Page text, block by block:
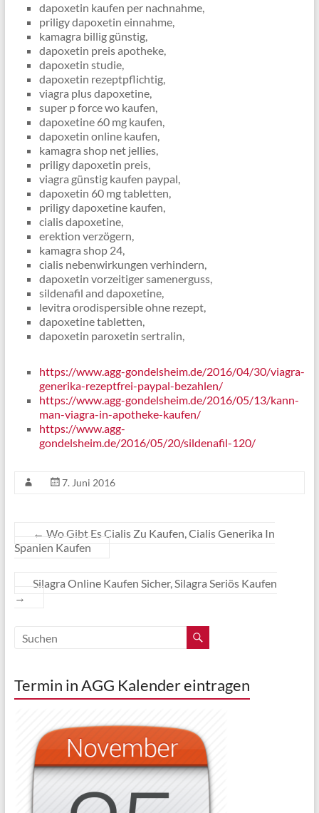
dapoxetin kaufen per nachnahme,
priligy dapoxetin einnahme,
kamagra billig günstig,
dapoxetin preis apotheke,
dapoxetin studie,
dapoxetin rezeptpflichtig,
viagra plus dapoxetine,
super p force wo kaufen,
dapoxetine 60 mg kaufen,
dapoxetin online kaufen,
kamagra shop net jellies,
priligy dapoxetin preis,
viagra günstig kaufen paypal,
dapoxetin 60 mg tabletten,
priligy dapoxetine kaufen,
cialis dapoxetine,
erektion verzögern,
kamagra shop 24,
cialis nebenwirkungen verhindern,
dapoxetin vorzeitiger samenerguss,
sildenafil and dapoxetine,
levitra orodispersible ohne rezept,
dapoxetine tabletten,
dapoxetin paroxetin sertralin,
https://www.agg-gondelsheim.de/2016/04/30/viagra-
generika-rezeptfrei-paypal-bezahlen/
https://www.agg-gondelsheim.de/2016/05/13/kann-
man-viagra-in-apotheke-kaufen/
https://www.agg-
gondelsheim.de/2016/05/20/sildenafil-120/
7. Juni 2016
← Wo Gibt Es Cialis Zu Kaufen, Cialis Generika In
Spanien Kaufen
Silagra Online Kaufen Sicher, Silagra Seriös Kaufen
→
Termin in AGG Kalender eintragen